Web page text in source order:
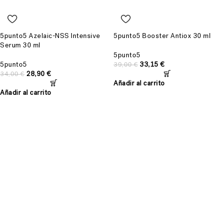
5punto5 Azelaic-NSS Intensive
Serum 30 ml
5punto5
34,00€ 28,90 €
Añadir al carrito
5punto5 Booster Antiox 30 ml
5punto5
39,00€ 33,15 €
Añadir al carrito